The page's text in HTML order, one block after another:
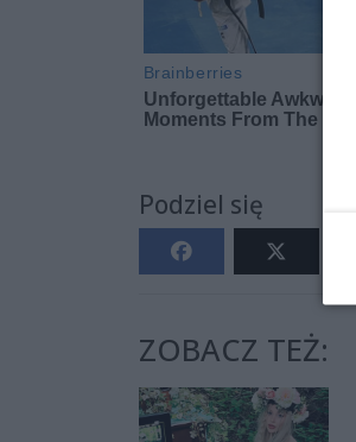
Podziel się
ZOBACZ TEŻ: